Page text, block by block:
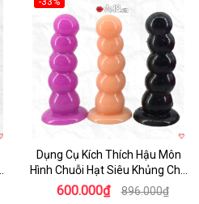
Dụng Cụ Kích Thích Hậu Môn
Hình Chuỗi Hạt Siêu Khủng Cho
Gay Cao Cấp
600.000₫ 896.000₫